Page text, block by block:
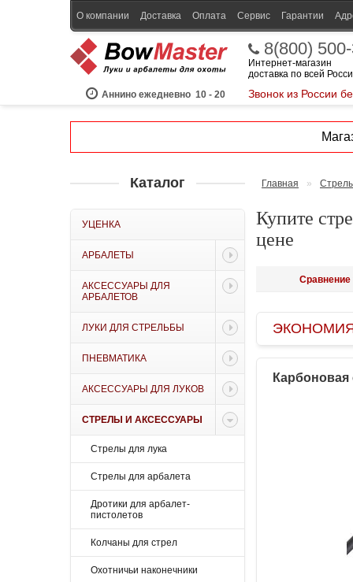
О компании Доставка Оплата Сервис Гарантии
Аннино ежедневно 10 - 20
8(800)
Интернет-магазин
доставка по всей
Звонок из России
Каталог
УЦЕНКА
АРБАЛЕТЫ
АКСЕССУАРЫ ДЛЯ
АРБАЛЕТОВ
ЛУКИ ДЛЯ СТРЕЛЬБЫ
ПНЕВМАТИКА
АКСЕССУАРЫ ДЛЯ ЛУКОВ
СТРЕЛЫ И АКСЕССУАРЫ
Стрелы для лука
Стрелы для арбалета
Дротики для арбалет-
пистолетов
Колчаны для стрел
Охотничьи наконечники
Главная »
Купите
цене
Сравнение
ЭКОНОМИЯ
Карбоновая